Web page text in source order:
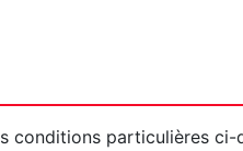
conditions particulières ci-